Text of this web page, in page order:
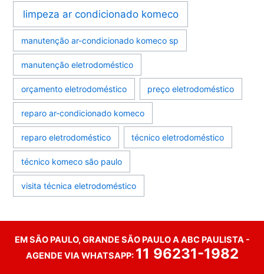
limpeza ar condicionado komeco
manutenção ar-condicionado komeco sp
manutenção eletrodoméstico
orçamento eletrodoméstico preço eletrodoméstico
reparo ar-condicionado komeco
reparo eletrodoméstico técnico eletrodoméstico
técnico komeco são paulo
visita técnica eletrodoméstico
EM SÃO PAULO, GRANDE SÃO PAULO A ABC PAULISTA -
AGENDE VIA WHATSAPP: 11 96231-1982